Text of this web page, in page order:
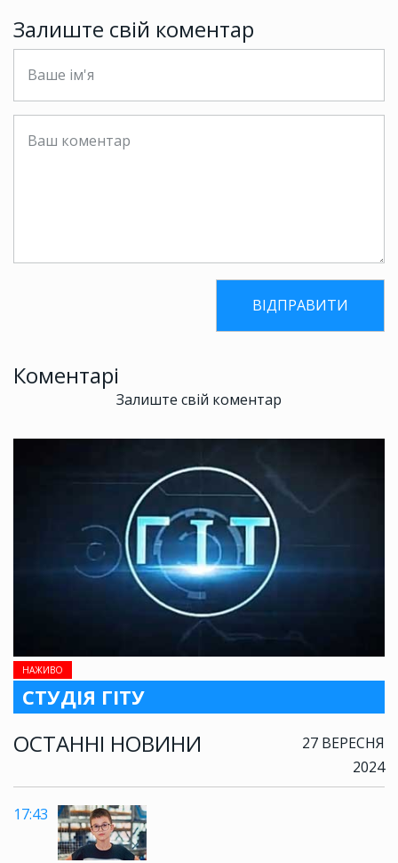
НАЖИВО
СТУДІЯ ГІТУ
ОСТАННІ НОВИНИ
27 ВЕРЕСНЯ
2024
17:43
Залиште свій коментар
Коментарі
Залиште свій коментар